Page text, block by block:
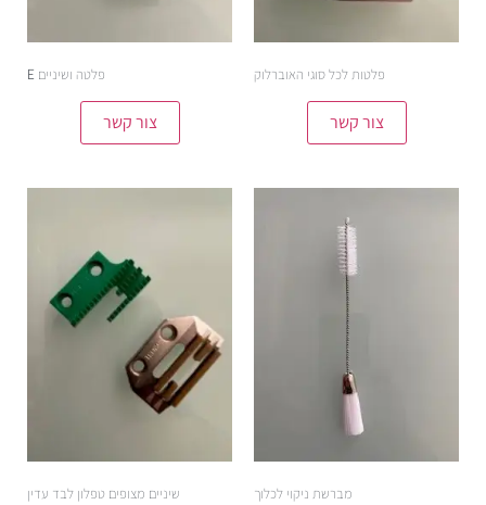
פלטות לכל סוגי האוברלוק
צור קשר
פלטה ושיניים E
צור קשר
מברשת ניקוי לכלוך שיניים מצופים טפלון לבד עדין